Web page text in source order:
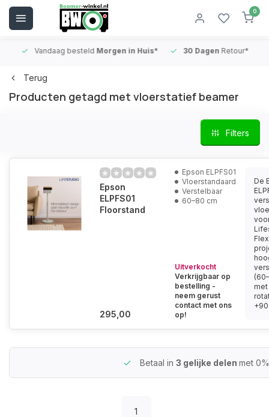
0
Vandaag besteldMorgen in Huis* 30 DagenRetour*
Terug
Producten getagd met vloerstatief beamer
Filters
Epson
ELPFS01
Floorstand
295,00
Epson ELPFS01
Vloerstandaard
Verstelbaar
60–80 cm
Uitverkocht
Verkrijgbaar op
bestelling -
neem gerust
contact met ons
op!
De
met
Betaal in 3 gelijke delen met
1